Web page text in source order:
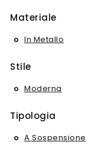
Materiale
In Metallo
Stile
Moderna
Tipologia
A Sospensione